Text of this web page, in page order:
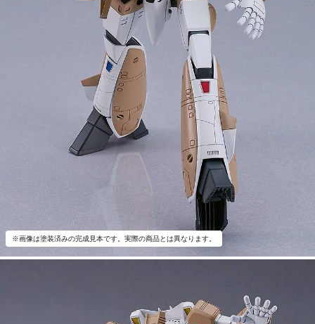
※画像は塗装済みの完成見本です。実際の商品とは異なります。